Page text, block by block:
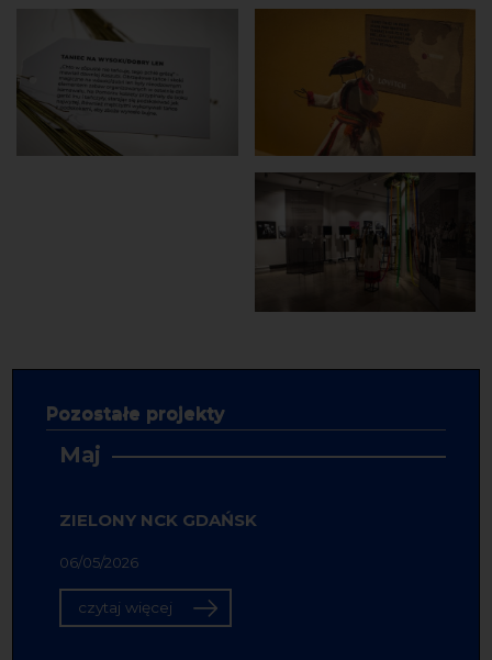
Pozostałe projekty
Maj
ZIELONY NCK GDAŃSK
06/05/2026
czytaj więcej